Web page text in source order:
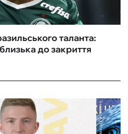
таланта:
до закриття